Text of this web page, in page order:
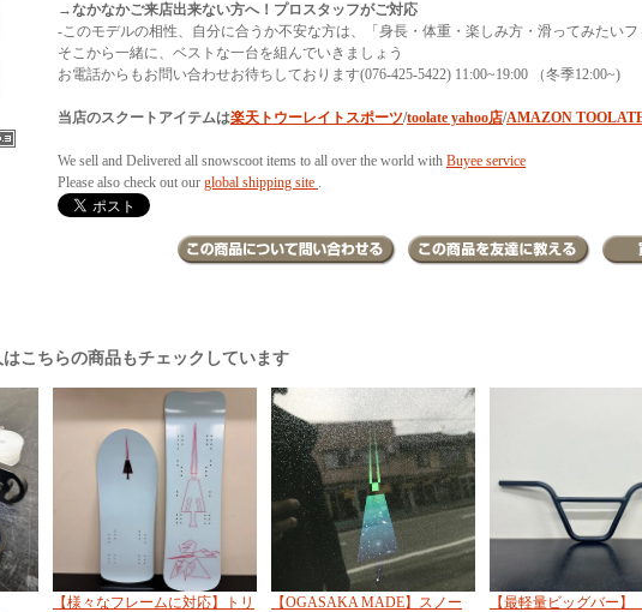
→なかなかご来店出来ない方へ！プロスタッフがご対応
-このモデルの相性、自分に合うか不安な方は、「身長・体重・楽しみ方・滑ってみたい
そこから一緒に、ベストな一台を組んでいきましょう
お電話からもお問い合わせお待ちしております(076-425-5422) 11:00~19:00 （冬季12:00~)
当店のスクートアイテムは楽天トウーレイトスポーツ/toolate yahoo店/AMAZON
We sell and Delivered all snowscoot items to all over the world with Buyee service
Please also check out our global shipping site .
こちらの商品もチェックしています
【様々なフレームに対応】トリ
【OGASAKA MADE】スノー
【最軽量ビッグバー】